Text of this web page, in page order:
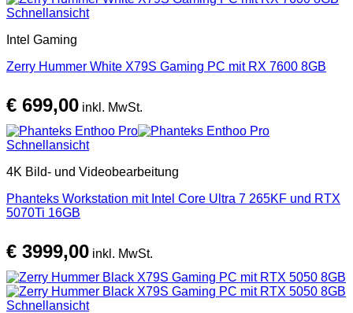
Schnellansicht
Intel Gaming
Zerry Hummer White X79S Gaming PC mit RX 7600 8GB
€ 699,00 inkl. MwSt.
Schnellansicht
4K Bild- und Videobearbeitung
Phanteks Workstation mit Intel Core Ultra 7 265KF und RTX
5070Ti 16GB
€ 3999,00 inkl. MwSt.
Schnellansicht